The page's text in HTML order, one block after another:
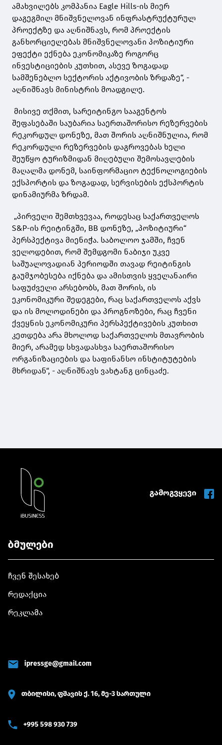
ამახვილებს კომპანია Eagle Hills-ის მიერ
დაგეგმილ მნიშვნელოვან ინფრასტრუქტურულ
პროექტზე და აღნიშნავს, რომ პროექტის
განხორციელებას მნიშვნელოვანი პოზიტიური
ეფექტი ექნება ეკონომიკაზე როგორც
ინვესტიციების კუთხით, ასევე ზოგადად
სამშენებლო სექტორის აქტივობის ზრდაზე“, -
აღნიშნავს მინისტრის მოადგილე.
მისივე თქმით, სარეიტინგო სააგენტოს
შეფასებაში საუბარია საერთაშორისო რეზერვების
რეკორდულ დონეზე, მათ შორის აღნიშნულია, რომ
რეკორდული რეზერვების დაგროვებას ხელი
შეუწყო ტურიზმიდან მიღებული შემოსავლების
მაღალმა დონემ, საინფორმაციო ტექნოლოგიების
ექსპორტის და ზოგადად, სერვისების ექსპორტის
დინამიურმა ზრდამ.
„პირველი შემთხვევაა, როდესაც საქართველოს
S&P-ის რეიტინგში, BB დონეზე, „პოზიტიური“
პერსპექტივა მიენიჭა. საბოლოო ჯამში, ჩვენ
ველოდებით, რომ შემდგომი ნაბიჯი უკვე
საშუალოვადიან პერიოდში თავად რეიტინგის
გაუმჯობესება იქნება და ამისთვის ყველანაირი
საფუძველი არსებობს, მათ შორის, ის
ეკონომიკური შედეგები, რაც საქართველოს აქვს
და ის მოლოდინები და პროგნოზები, რაც ჩვენი
ქვეყნის ეკონომიკური პერსპექტივების კუთხით
კეთდება არა მხოლოდ საქართველოს მთავრობის
მიერ, არამედ სხვადასხვა საერთაშორისო
ორგანიზაციების და საფინანსო ინსტიტუტების
მხრიდან“, - აღნიშნავს ვახტანგ ცინცაძე.
გამოგვყევი
ბმულები
ჩვენ შესახებ
რედაქცია
რეკლამა
ipressge@gmail.com
თბილისი, ფშავის ქ. 16, მე-3 სართული
+995 598 930 739